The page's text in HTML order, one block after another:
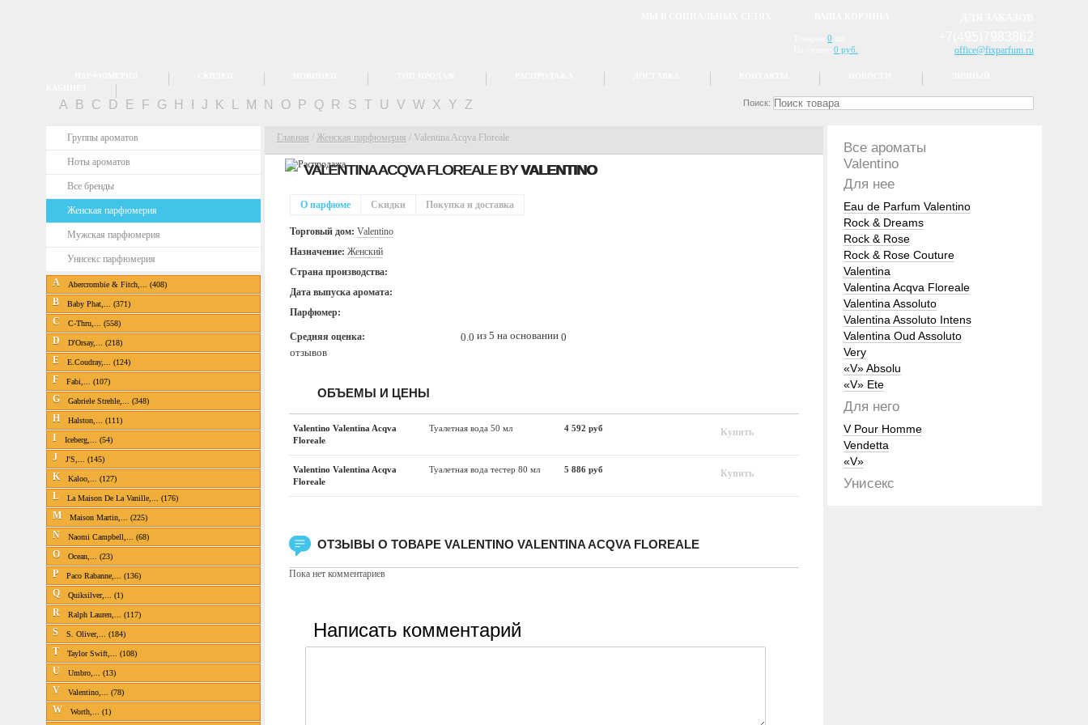
office@fixparfum.ru
0
0 руб.
A B C D E F G H J K M N O P Q R S T U V W X Y Z Поиск:
Группы ароматов
Ноты ароматов
Все бренды
Женская парфюмерия
Мужская парфюмерия
Унисекс парфюмерия
A Abercrombie & Fitch,... (408)
B Baby Phat,... (371)
C C-Thru,... (558)
D D'Orsay,... (218)
E E.Coudray,... (124)
F Fabi,... (107)
G Gabriele Strehle,... (348)
H Halston,... (111)
I Iceberg,... (54)
J J'S,... (145)
K Kaloo,... (127)
L La Maison De La Vanille,... (176)
M Maison Martin,... (225)
N Naomi Campbell,... (68)
O Ocean,... (23)
P Paco Rabanne,... (136)
Q Quiksilver,... (1)
R Ralph Lauren,... (117)
S S. Oliver,... (184)
T Taylor Swift,... (108)
U Umbro,... (13)
V Valentino,... (78)
W Worth,... (1)
Главная / Женская парфюмерия / Valentina Acqva Floreale
VALENTINA ACQVA FLOREALE BYVALENTINO
О парфюме
Торговый дом: Valentino
Назначение: Женский
Страна производства:
Дата выпуска аромата:
Парфюмер:
Средняя оценка: 0.0 из 5 на основании 0
отзывов
Скидки Покупка и доставка
ОБЪЕМЫ И ЦЕНЫ
Valentino Valentina Acqva
Floreale
Туалетная вода 50 мл 4 592 руб
Valentino Valentina Acqva
Floreale
Туалетная вода тестер 80 мл 5 886 руб
ОТЗЫВЫ О ТОВАРЕ VALENTINO VALENTINA ACQVA FLOREALE
Пока нет комментариев
Написать комментарий
Все ароматы
Valentino
Для нее
Eau de Parfum Valentino
Rock & Dreams
Rock & Rose
Rock & Rose Couture
Valentina
Valentina Acqva Floreale
Valentina Assoluto
Valentina Assoluto Intens
Valentina Oud Assoluto
Very
«V» Absolu
«V» Ete
Для него
V Pour Homme
Vendetta
«V»
Унисекс